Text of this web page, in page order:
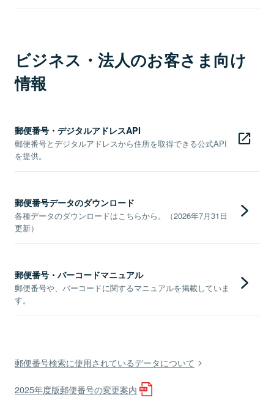
ビジネス・法人のお客さま向け
情報
郵便番号・デジタルアドレスAPI
郵便番号とデジタルアドレスから住所を取得できる公式API
を提供。
郵便番号データのダウンロード
各種データのダウンロードはこちらから。（2026年7月31日
更新）
郵便番号・バーコードマニュアル
郵便番号や、バーコードに関するマニュアルを掲載していま
す。
郵便番号検索に使用されているデータについて
2025年度版郵便番号の変更案内